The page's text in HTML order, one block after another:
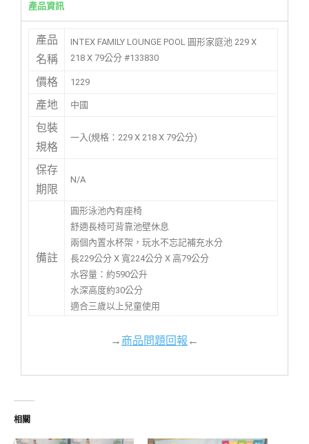
產品資訊
產品
名稱
INTEX FAMILY LOUNGE POOL 圓形家庭池 229 X
218 X 79公分 #133830
價格 1229
產地 中國
包裝
規格
一入(規格：229 X 218 X 79公分)
保存
期限
N/A
備註
圓形泳池內有座椅
舒適長椅可背靠池壁休息
兩個內置水杯架，玩水不忘記補充水分
長229公分 X 寬224公分 X 高79公分
水容量：約590公升
水深高度約30公分
適合三歲以上兒童使用
→商品問題回報←
相關